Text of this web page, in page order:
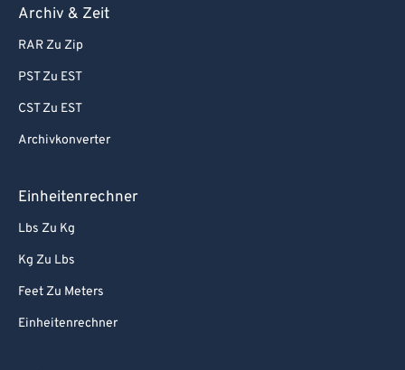
Archiv & Zeit
RAR Zu Zip
PST Zu EST
CST Zu EST
Archivkonverter
Einheitenrechner
Lbs Zu Kg
Kg Zu Lbs
Feet Zu Meters
Einheitenrechner